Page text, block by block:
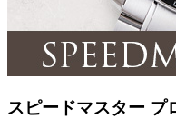
スピードマスター プ